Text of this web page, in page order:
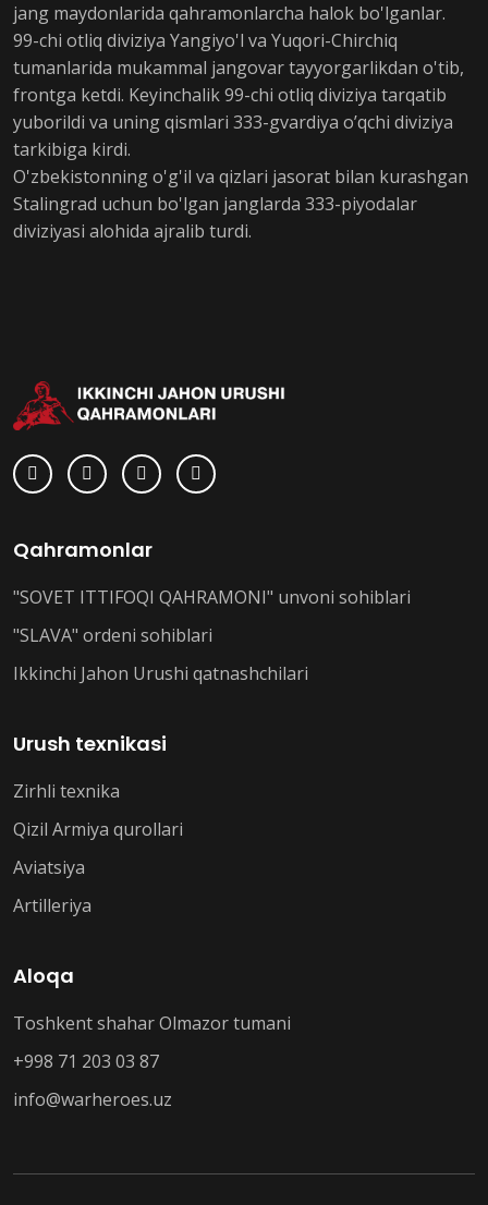
jang maydonlarida qahramonlarcha halok bo'lganlar.
99-chi otliq diviziya Yangiyo'l va Yuqori-Chirchiq
tumanlarida mukammal jangovar tayyorgarlikdan o'tib,
frontga ketdi. Keyinchalik 99-chi otliq diviziya tarqatib
yuborildi va uning qismlari 333-gvardiya o’qchi diviziya
tarkibiga kirdi.
O'zbekistonning o'g'il va qizlari jasorat bilan kurashgan
Stalingrad uchun bo'lgan janglarda 333-piyodalar
diviziyasi alohida ajralib turdi.
Qahramonlar
"SOVET ITTIFOQI QAHRAMONI" unvoni sohiblari
"SLAVA" ordeni sohiblari
Ikkinchi Jahon Urushi qatnashchilari
Urush texnikasi
Zirhli texnika
Qizil Armiya qurollari
Aviatsiya
Artilleriya
Aloqa
Toshkent shahar Olmazor tumani
+998 71 203 03 87
info@warheroes.uz